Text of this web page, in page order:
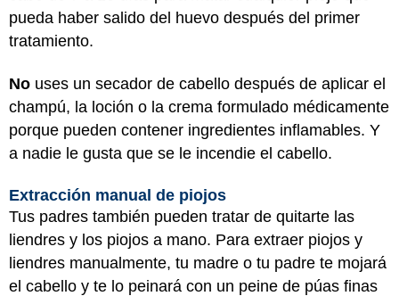
pueda haber salido del huevo después del primer
tratamiento.
No uses un secador de cabello después de aplicar el
champú, la loción o la crema formulado médicamente
porque pueden contener ingredientes inflamables. Y
a nadie le gusta que se le incendie el cabello.
Extracción manual de piojos
Tus padres también pueden tratar de quitarte las
liendres y los piojos a mano. Para extraer piojos y
liendres manualmente, tu madre o tu padre te mojará
el cabello y te lo peinará con un peine de púas finas